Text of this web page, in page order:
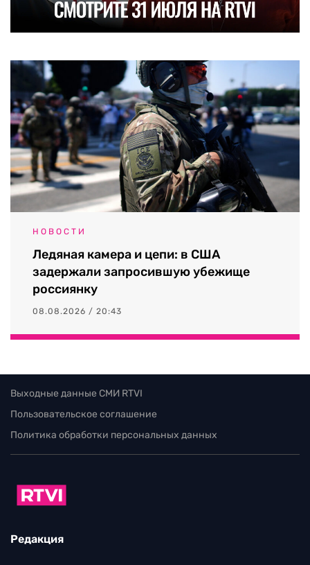
НОВОСТИ
Ледяная камера и цепи: в США
задержали запросившую убежище
россиянку
08.08.2026 / 20:43
Выходные данные СМИ RTVI
Пользовательское соглашение
Политика обработки персональных данных
Редакция